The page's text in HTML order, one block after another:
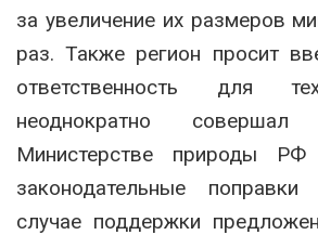
за увеличение их размеров
раз. Также регион просит
ответственность для
неоднократно
Министерстве природы РФ
законодательные
случае поддержки